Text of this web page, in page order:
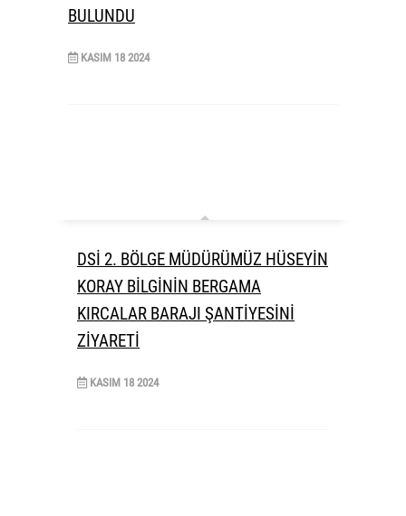
BULUNDU
KASIM 18 2024
DSİ 2. BÖLGE MÜDÜRÜMÜZ HÜSEYİN
KORAY BİLGİNİN BERGAMA
KIRCALAR BARAJI ŞANTİYESİNİ
ZİYARETİ
KASIM 18 2024